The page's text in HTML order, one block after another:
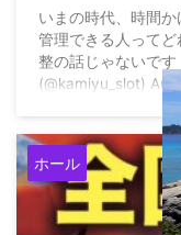
らいいるの？
いまの時代、時間
管理できる人って
整の話じゃないで
(@kamiyu_slot)
ホール